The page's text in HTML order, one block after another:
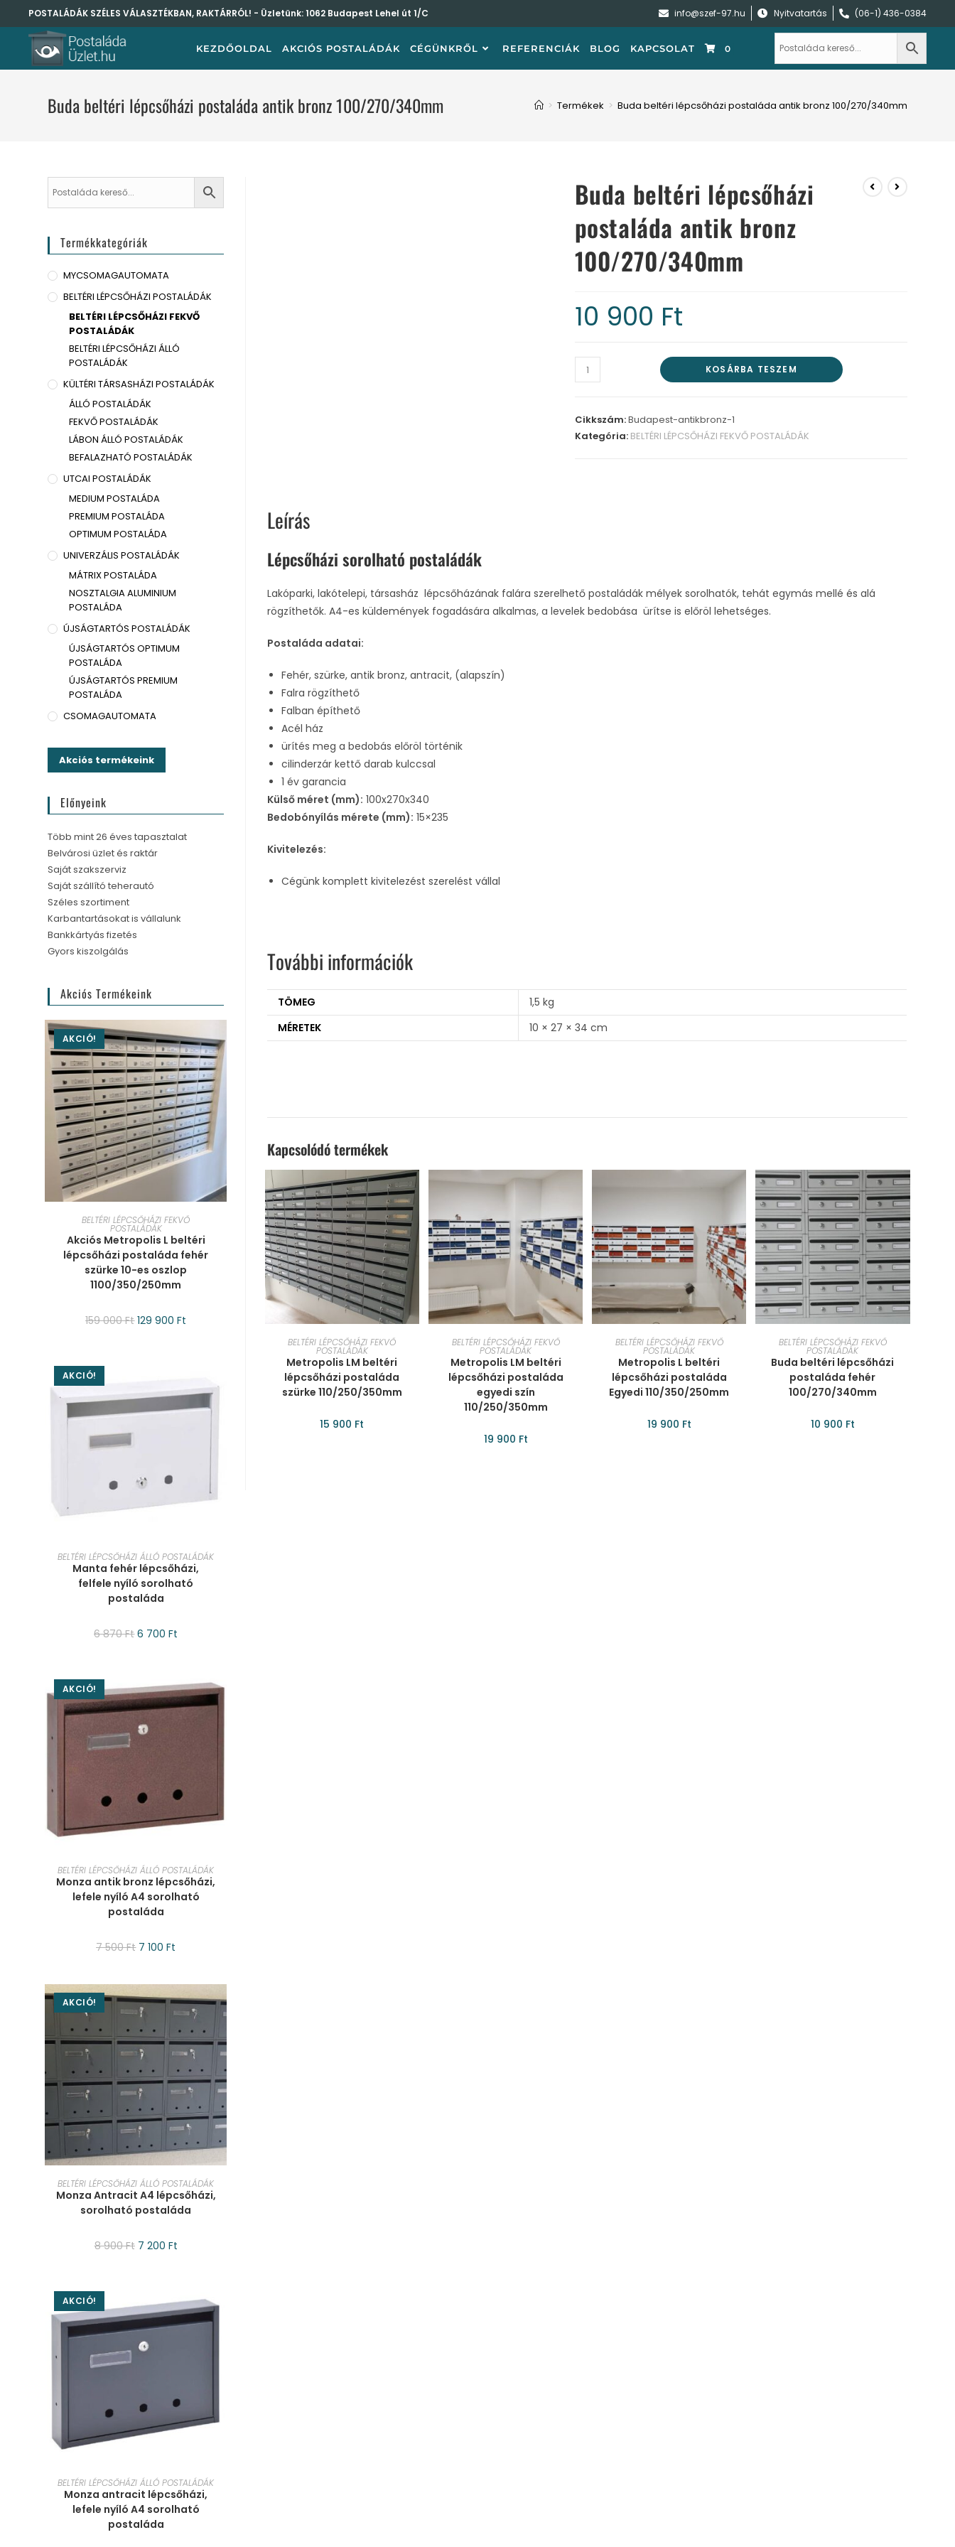
POSTALÁDÁK SZÉLES VÁLASZTÉKBAN, RAKTÁRRÓL! - Üzletünk:1062 Budapest Lehel út 1/C info@szef-97.hu Nyitvatartás (06-1) 436-0384
KEZDŐOLDAL AKCIÓS POSTALÁDÁK CÉGÜNKRŐL REFERENCIÁK BLOG KAPCSOLAT 0
Buda beltéri lépcsőházi postaláda antik bronz 100/270/340mm > Termékek > Buda beltéri lépcsőházi postaláda antik bronz 100/270/340mm
Buda beltéri lépcsőházi
postaláda antik bronz
100/270/340mm
10 900 Ft
KOSÁRBA TESZEM
Cikkszám:Budapest-antikbronz-1
Kategória: BELTÉRI LÉPCSŐHÁZI FEKVŐ POSTALÁDÁK
Leírás
Lépcsőházi sorolható postaládák
Lakóparki, lakótelepi, társasház lépcsőházának falára szerelhető postaládák mélyek sorolhatók, tehát egymás mellé és alá
rögzíthetők. A4-es küldemények fogadására alkalmas, a levelek bedobása ürítse is előröl lehetséges.
Postaláda adatai:
Fehér, szürke, antik bronz, antracit, (alapszín)
Falra rögzíthető
Falban építhető
Acél ház
ürítés meg a bedobás előröl történik
cilinderzár kettő darab kulccsal
1 év garancia
Külső méret (mm): 100x270x340
Bedobónyílás mérete (mm): 15×235
Kivitelezés:
Cégünk komplett kivitelezést szerelést vállal
További információk
TÖMEG
1,5 kg
MÉRETEK
10 × 27 × 34 cm
Kapcsolódó termékek
KOSÁRBA TESZEM
BELTÉRI LÉPCSŐHÁZI FEKVŐ
POSTALÁDÁK
Metropolis LM beltéri
lépcsőházi postaláda
szürke 110/250/350mm
15 900 Ft
KOSÁRBA TESZEM
BELTÉRI LÉPCSŐHÁZI FEKVŐ
POSTALÁDÁK
Metropolis LM beltéri
lépcsőházi postaláda
egyedi szín
110/250/350mm
19 900 Ft
KOSÁRBA TESZEM
BELTÉRI LÉPCSŐHÁZI FEKVŐ
POSTALÁDÁK
Metropolis L beltéri
lépcsőházi postaláda
Egyedi 110/350/250mm
19 900 Ft
KOSÁRBA TESZEM
BELTÉRI LÉPCSŐHÁZI FEKVŐ
POSTALÁDÁK
Buda beltéri lépcsőházi
postaláda fehér
100/270/340mm
10 900 Ft
Termékkategóriák
MYCSOMAGAUTOMATA
BELTÉRI LÉPCSŐHÁZI POSTALÁDÁK
BELTÉRI LÉPCSŐHÁZI FEKVŐ
POSTALÁDÁK
BELTÉRI LÉPCSŐHÁZI ÁLLÓ
POSTALÁDÁK
KÜLTÉRI TÁRSASHÁZI POSTALÁDÁK
ÁLLÓ POSTALÁDÁK
FEKVŐ POSTALÁDÁK
LÁBON ÁLLÓ POSTALÁDÁK
BEFALAZHATÓ POSTALÁDÁK
UTCAI POSTALÁDÁK
MEDIUM POSTALÁDA
PREMIUM POSTALÁDA
OPTIMUM POSTALÁDA
UNIVERZÁLIS POSTALÁDÁK
MÁTRIX POSTALÁDA
NOSZTALGIA ALUMINIUM
POSTALÁDA
ÚJSÁGTARTÓS POSTALÁDÁK
ÚJSÁGTARTÓS OPTIMUM
POSTALÁDA
ÚJSÁGTARTÓS PREMIUM
POSTALÁDA
CSOMAGAUTOMATA
Akciós termékeink
Előnyeink
Több mint 26 éves tapasztalat
Belvárosi üzlet és raktár
Saját szakszerviz
Saját szállító teherautó
Széles szortiment
Karbantartásokat is vállalunk
Bankkártyás fizetés
Gyors kiszolgálás
Akciós Termékeink
AKCIÓ!
KOSÁRBA TESZEM
BELTÉRI LÉPCSŐHÁZI FEKVŐ
POSTALÁDÁK
Akciós Metropolis L beltéri
lépcsőházi postaláda fehér
szürke 10-es oszlop
1100/350/250mm
159 000Ft 129 900Ft
AKCIÓ!
KOSÁRBA TESZEM
BELTÉRI LÉPCSŐHÁZI ÁLLÓ POSTALÁDÁK
Manta fehér lépcsőházi,
felfele nyíló sorolható
postaláda
6 870Ft 6 700Ft
AKCIÓ!
KOSÁRBA TESZEM
BELTÉRI LÉPCSŐHÁZI ÁLLÓ POSTALÁDÁK
Monza antik bronz lépcsőházi,
lefele nyíló A4 sorolható
postaláda
7 500Ft 7 100Ft
AKCIÓ!
KOSÁRBA TESZEM
BELTÉRI LÉPCSŐHÁZI ÁLLÓ POSTALÁDÁK
Monza Antracit A4 lépcsőházi,
sorolható postaláda
8 900Ft 7 200 Ft
AKCIÓ!
KOSÁRBA TESZEM
BELTÉRI LÉPCSŐHÁZI ÁLLÓ POSTALÁDÁK
Monza antracit lépcsőházi,
lefele nyíló A4 sorolható
postaláda